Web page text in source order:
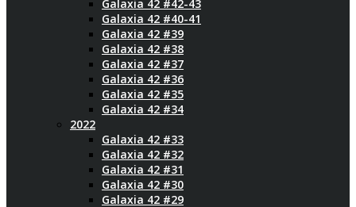
Galaxia 42 #42-43
Galaxia 42 #40-41
Galaxia 42 #39
Galaxia 42 #38
Galaxia 42 #37
Galaxia 42 #36
Galaxia 42 #35
Galaxia 42 #34
2022
Galaxia 42 #33
Galaxia 42 #32
Galaxia 42 #31
Galaxia 42 #30
Galaxia 42 #29